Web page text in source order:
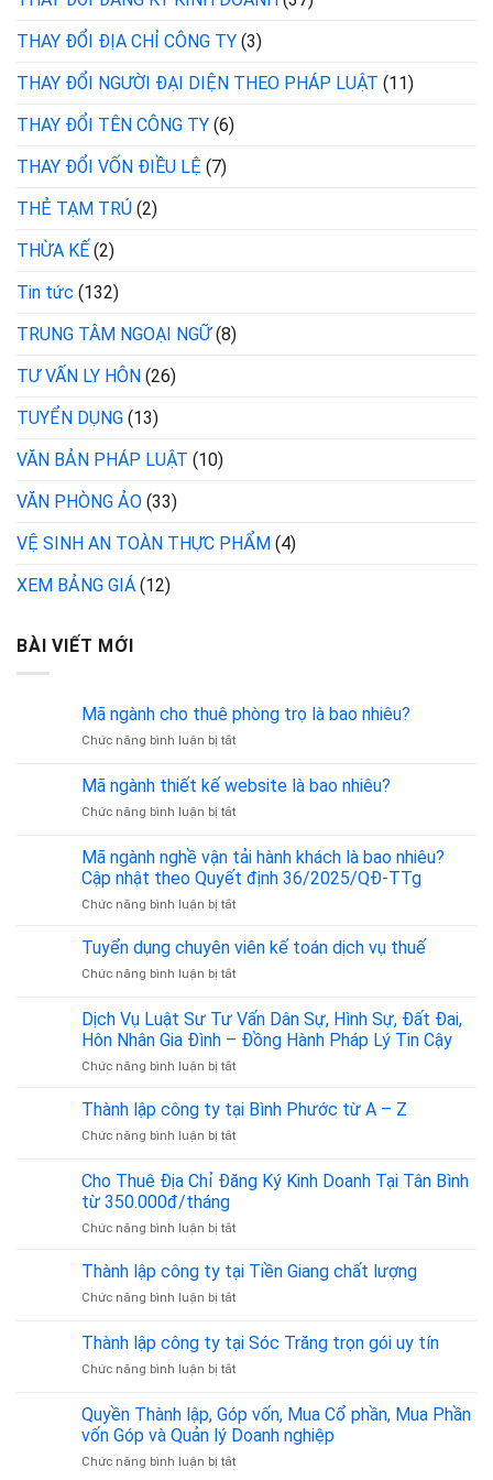
THAY ĐỔI ĐỊA CHỈ CÔNG TY (3)
THAY ĐỔI NGƯỜI ĐẠI DIỆN THEO PHÁP LUẬT (11)
THAY ĐỔI TÊN CÔNG TY (6)
THAY ĐỔI VỐN ĐIỀU LỆ (7)
THẺ TẠM TRÚ (2)
THỪA KẾ (2)
Tin tức (132)
TRUNG TÂM NGOẠI NGỮ(8)
TƯ VẤN LY HÔN (26)
TUYỂN DỤNG (13)
VĂN BẢN PHÁP LUẬT (10)
VĂN PHÒNG ẢO (33)
VỆ SINH AN TOÀN THỰC PHẨM (4)
XEM BẢNG GIÁ (12)
BÀI VIẾT MỚI
Mã ngành cho thuê phòng trọ là bao nhiêu?
Chức năng bình luận bị tắtở
ngành
cho
thuê
trọ
là
bao
nhiêu?
Mã ngành thiết kế website là bao nhiêu?
Chức năng bình luận bị tắtở
ngành
thiết
kế
website
bao
Mã ngành nghề vận tải hành khách là bao nhiêu?
Cập nhật theo Quyết định 36/2025/QĐ-TTg
Chức năng bình luận bị tắtở
ngành
vận
hành
khách
bao
Cập
định
Tuyển dụng chuyên viên kế toán dịch vụ thuế
Chức năng bình luận bị tắtở
dụng
chuyên
viên
kế
dịch
vụ
thuế
Dịch Vụ Luật Sư Tư Vấn Dân Sự, Hình Sự, Đất Đai,
Hôn Nhân Gia Đình – Đồng Hành Pháp Lý Tin Cậy
Chức năng bình luận bị tắtở
Vụ
Luật
Sư
Vấn
Hình
Đất
Gia
Đình
Hành
Pháp
Lý
Thành lập công ty tại Bình Phước từ A – Z
Chức năng bình luận bị tắtở
lập
công
tại
Phước
từ
A
Z
Cho Thuê Địa Chỉ Đăng Ký Kinh Doanh Tại Tân Bình
từ 350.000đ/tháng
Chức năng bình luận bị tắtở
Thuê
Địa
Chỉ
Ký
Doanh
Tân
Bình
350.000đ/tháng
Thành lập công ty tại Tiền Giang chất lượng
Chức năng bình luận bị tắtở
lập
công
ty
Tiền
Giang
chất
lượng
Thành lập công ty tại Sóc Trăng trọn gói uy tín
Chức năng bình luận bị tắtở
lập
công
ty
tại
Quyền Thành lập, Góp vốn, Mua Cổ phần, Mua Phần
vốn Góp và Quản lý Doanh nghiệp
Chức năng bình luận bị tắtở